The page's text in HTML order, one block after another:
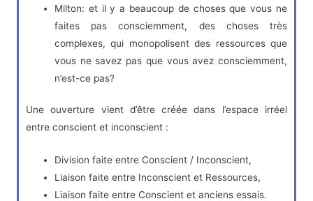
Milton: et il y a beaucoup de choses que vous ne
faites pas consciemment, des choses très
complexes, qui monopolisent des ressources que
vous ne savez pas que vous avez consciemment,
n’est-ce pas?
Une ouverture vient d’être créée dans l’espace irréel
entre conscient et inconscient :
Division faite entre Conscient / Inconscient,
Liaison faite entre Inconscient et Ressources,
Liaison faite entre Conscient et anciens essais.